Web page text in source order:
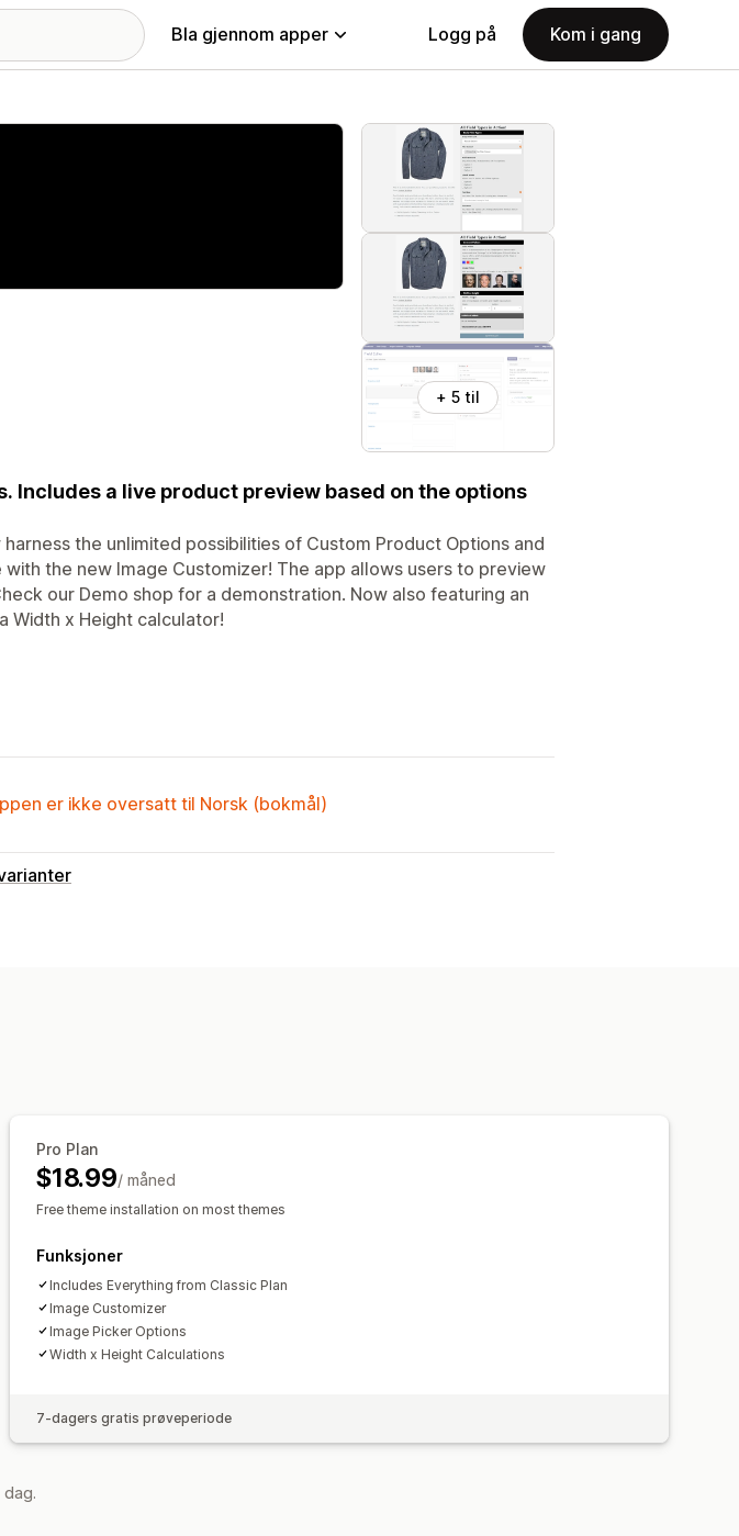
Bla gjennom apper Logg på Kom i gang
+ 5 til
Includes a live product preview based on the options
the unlimited possibilities of Custom Product Options and
the new Image Customizer! The app allows users to preview
our Demo shop for a demonstration. Now also featuring an
Width x Height calculator!
er ikke oversatt til Norsk (bokmål)
Pro Plan
$18.99/ måned
Free theme installation on most themes
Funksjoner
Includes Everything from Classic Plan
Image Customizer
Image Picker Options
Width x Height Calculations
7-dagers gratis prøveperiode
dag.